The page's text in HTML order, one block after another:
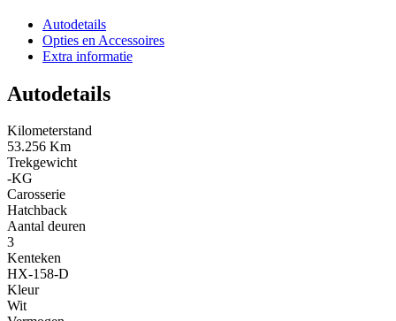
Autodetails
Opties en Accessoires
Extra informatie
Autodetails
Kilometerstand
53.256 Km
Trekgewicht
-KG
Carosserie
Hatchback
Aantal deuren
3
Kenteken
HX-158-D
Kleur
Wit